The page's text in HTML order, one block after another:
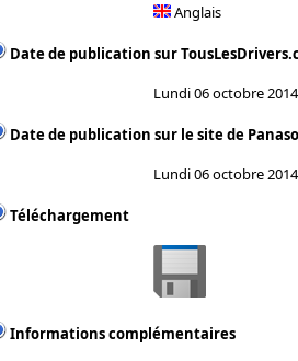
Anglais
Date de publication sur
Lundi 06 octobre 2014
Date de publication sur le site de
Lundi 06 octobre 2014
Téléchargement
Informations complémentaires